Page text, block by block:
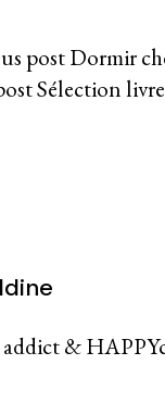
postDormir
Sélection
addict &